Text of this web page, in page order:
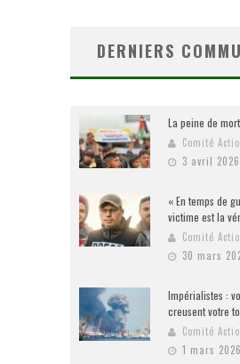
DERNIERS
La peine de
Comité
3 avril 2026
« En temps de
victime est la
Comité
30 mars
Impérialistes :
creusent votre
Comité
1 mars 2026